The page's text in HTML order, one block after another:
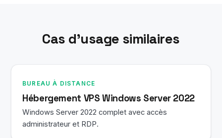
Cas d’usage similaires
BUREAU À DISTANCE
Hébergement VPS Windows Server 2022
Windows Server 2022 complet avec accès
administrateur et RDP.